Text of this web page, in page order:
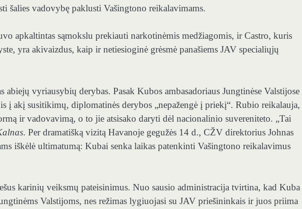
šalies vadovybę paklusti Vašingtono reikalavimams.
apkaltintas sąmokslu prekiauti narkotinėmis medžiagomis, ir Castro, kuris
yra akivaizdus, ​​kaip ir netiesioginė grėsmė panašiems JAV specialiųjų
vyriausybių derybas. Pasak Kubos ambasadoriaus Jungtinėse Valstijose
į akį susitikimų, diplomatinės derybos „nepažengė į priekį“. Rubio reikalauja,
ir vadovavimą, o to jie atsisako daryti dėl nacionalinio suvereniteto. „Tai
. Per dramatišką vizitą Havanoje gegužės 14 d., CŽV direktorius Johnas
iškėlė ultimatumą: Kubai senka laikas patenkinti Vašingtono reikalavimus
karinių veiksmų pateisinimus. Nuo sausio administracija tvirtina, kad Kuba
Valstijoms, nes režimas lygiuojasi su JAV priešininkais ir juos priima